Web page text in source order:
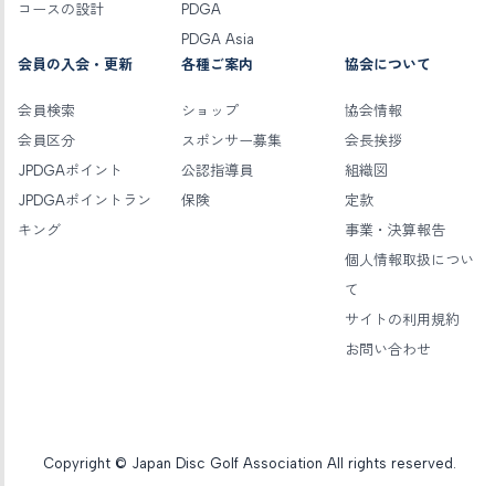
コースの設計
PDGA
PDGA Asia
会員の入会・更新
会員検索
会員区分
JPDGAポイント
JPDGAポイントラン
キング
各種ご案内
ショップ
スポンサー募集
公認指導員
保険
協会について
協会情報
会長挨拶
組織図
定款
事業・決算報告
個人情報取扱につい
て
サイトの利用規約
お問い合わせ
Copyright © Japan Disc Golf Association All rights reserved.